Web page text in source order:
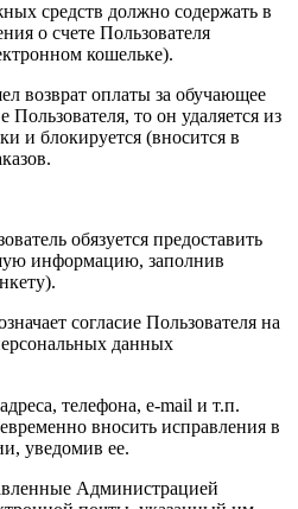
средств должно содержать в
о счете Пользователя
кошельке).
возврат оплаты за обучающее
то он удаляется из
и блокируется (вносится в
обязуется предоставить
информацию, заполнив
согласие Пользователя на
данных
телефона, e-mail и т.п.
вносить исправления в
уведомив ее.
Администрацией